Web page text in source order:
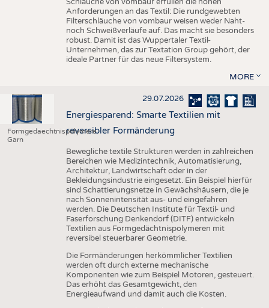
Anforderungen an das Textil: Die rundgewebten
Filterschläuche von vombaur weisen weder Naht-
noch Schweißverläufe auf. Das macht sie besonders
robust. Damit ist das Wuppertaler Textil-
Unternehmen, das zur Textation Group gehört, der
ideale Partner für das neue Filtersystem.
MORE
Formgedaechtnispolymere
Garn
29.07.2026
Energiesparend: Smarte Textilien mit
reversibler Formänderung
Bewegliche textile Strukturen werden in zahlreichen
Bereichen wie Medizintechnik, Automatisierung,
Architektur, Landwirtschaft oder in der
Bekleidungsindustrie eingesetzt. Ein Beispiel hierfür
sind Schattierungsnetze in Gewächshäusern, die je
nach Sonnenintensität aus- und eingefahren
werden. Die Deutschen Institute für Textil- und
Faserforschung Denkendorf (DITF) entwickeln
Textilien aus Formgedächtnispolymeren mit
reversibel steuerbarer Geometrie.
Die Formänderungen herkömmlicher Textilien
werden oft durch externe mechanische
Komponenten wie zum Beispiel Motoren, gesteuert.
Das erhöht das Gesamtgewicht, den
Energieaufwand und damit auch die Kosten.